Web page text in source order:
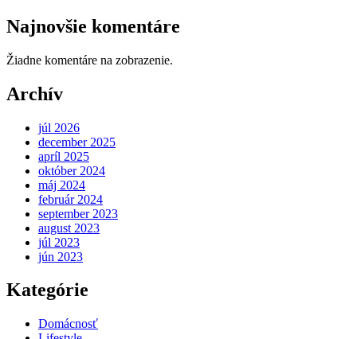
Najnovšie komentáre
Žiadne komentáre na zobrazenie.
Archív
júl 2026
december 2025
apríl 2025
október 2024
máj 2024
február 2024
september 2023
august 2023
júl 2023
jún 2023
Kategórie
Domácnosť